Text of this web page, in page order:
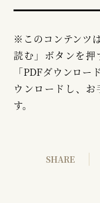
※このコンテンツ
読む」ボタンを押
「PDFダウンロ
ウンロードし、
す。
SHARE